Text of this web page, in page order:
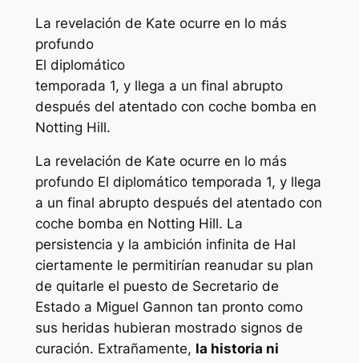
La revelación de Kate ocurre en lo más
profundo
El diplomático
temporada 1, y llega a un final abrupto
después del atentado con coche bomba en
Notting Hill.
La revelación de Kate ocurre en lo más
profundo El diplomáticotemporada 1, y llega
a un final abrupto después del atentado con
coche bomba en Notting Hill. La
persistencia y la ambición infinita de Hal
ciertamente le permitirían reanudar su plan
de quitarle el puesto de Secretario de
Estado a Miguel Gannon tan pronto como
sus heridas hubieran mostrado signos de
curación. Extrañamente, la historia ni